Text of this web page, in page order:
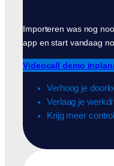
Importeren was nog
app en start vandaag
Videocall demo
Verhoog je
Verlaag je
Krijg meer